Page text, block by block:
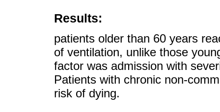
Results:
patients older than 60 years
of ventilation, unlike those
factor was admission with
Patients with chronic non-
risk of dying.